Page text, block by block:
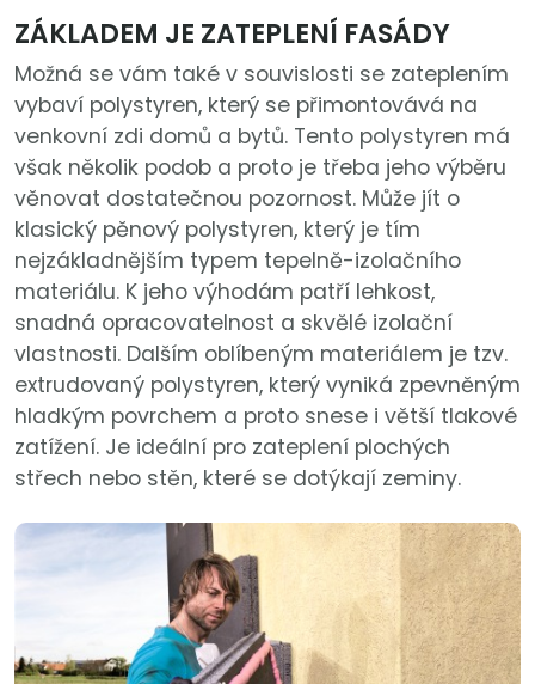
ZÁKLADEM JE ZATEPLENÍ FASÁDY
Možná se vám také v souvislosti se zateplením
vybaví polystyren, který se přimontovává na
venkovní zdi domů a bytů. Tento polystyren má
však několik podob a proto je třeba jeho výběru
věnovat dostatečnou pozornost. Může jít o
klasický pěnový polystyren, který je tím
nejzákladnějším typem tepelně-izolačního
materiálu. K jeho výhodám patří lehkost,
snadná opracovatelnost a skvělé izolační
vlastnosti. Dalším oblíbeným materiálem je tzv.
extrudovaný polystyren, který vyniká zpevněným
hladkým povrchem a proto snese i větší tlakové
zatížení. Je ideální pro zateplení plochých
střech nebo stěn, které se dotýkají zeminy.